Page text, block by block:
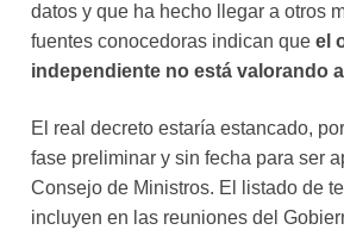
datos y que ha hecho llegar a otros
fuentes conocedoras indican que el
independiente no está valorando
El real decreto estaría estancado,
fase preliminar y sin fecha para ser
Consejo de Ministros. El listado de
incluyen en las reuniones del